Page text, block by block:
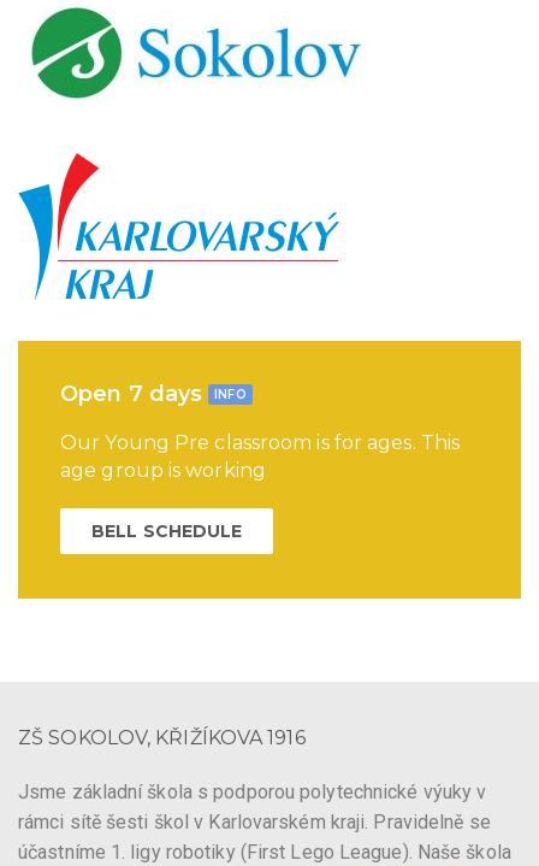
Open 7 days INFO
Our Young Pre classroom is for ages. This
age group is working
BELL SCHEDULE
ZŠ SOKOLOV, KŘIŽÍKOVA 1916
Jsme základní škola s podporou polytechnické výuky v
rámci sítě šesti škol v Karlovarském kraji. Pravidelně se
účastníme 1. ligy robotiky (First Lego League). Naše škola